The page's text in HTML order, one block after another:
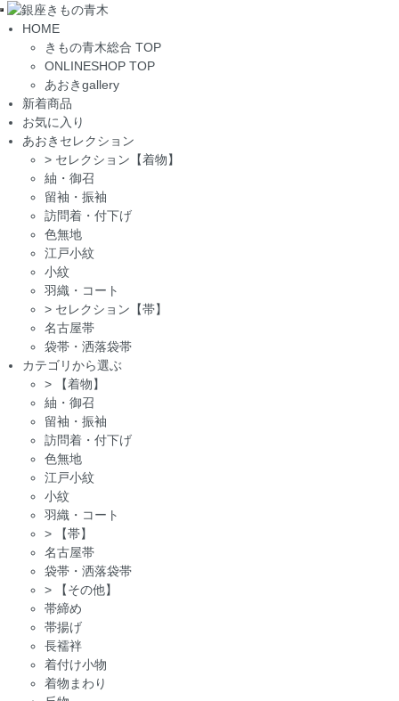
Toggle
navigation
HOME
きもの青木総合 TOP
ONLINESHOP TOP
あおきgallery
新着商品
お気に入り
あおきセレクション
> セレクション【着物】
紬・御召
留袖・振袖
訪問着・付下げ
色無地
江戸小紋
小紋
羽織・コート
> セレクション【帯】
名古屋帯
袋帯・洒落袋帯
カテゴリから選ぶ
>
【着物】
紬・御召
留袖・振袖
訪問着・付下げ
色無地
江戸小紋
小紋
羽織・コート
>
【帯】
名古屋帯
袋帯・洒落袋帯
>
【その他】
帯締め
帯揚げ
長襦袢
着付け小物
着物まわり